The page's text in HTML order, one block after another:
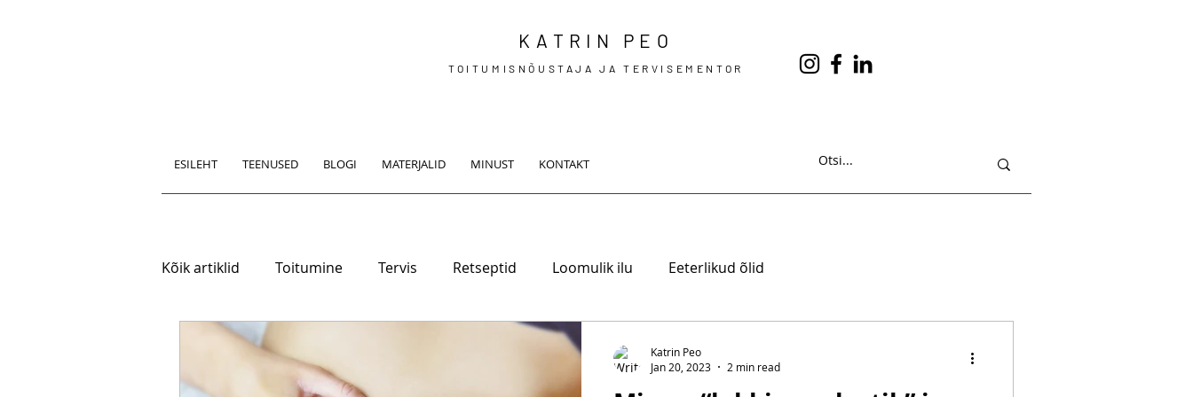
KATRIN PEO
TOITUMISNÕUSTAJA JA TERVISEMENTOR
ESILEHT TEENUSED BLOGI MATERJALID MINUST KONTAKT
Kõik artiklid Toitumine Tervis Retseptid Loomulik ilu Eeterlikud õlid
Katrin Peo
Jan 20, 2023
2 min read